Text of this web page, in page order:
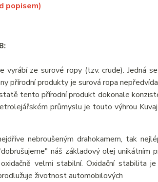
popisem)
vyrábí ze surové ropy (tzv. crude). Jedná
přírodní produkty je surová ropa
tento přírodní produkt dokonale
průmyslu je touto výhrou
nebroušeným drahokamem, tak
náš základový olej unikátním
velmi stabilní. Oxidační stabilita je
životnost automobilových